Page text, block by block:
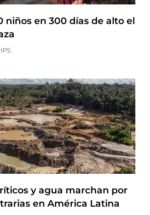
niños en 300 días de alto el
y agua marchan por
en América Latina